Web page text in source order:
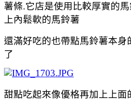
薯條.它店是使用比較厚實的
上內鬆軟的馬鈴薯
還滿好吃的也帶點馬鈴薯本身
了
甜點吃起來像優格再加上上面